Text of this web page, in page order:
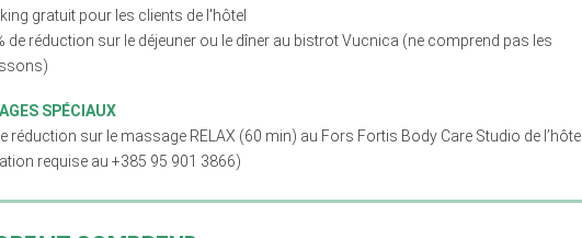
gratuit pour les clients de l'hôtel
de réduction sur le déjeuner ou le dîner au bistrot Vucnica (ne comprend pas les
SPÉCIAUX
réduction sur le massage RELAX (60 min) au Fors Fortis Body Care Studio de l’hôtel
requise au +385 95 901 3866)